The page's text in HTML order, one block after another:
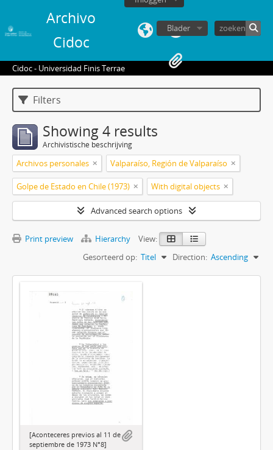
Archivo
Cidoc
Blader
Cidoc - Universidad Finis Terrae
Filters
Showing 4 results
Archivistische beschrijving
Archivos personales Valparaíso, Región de Valparaíso
Golpe de Estado en Chile (1973) With digital objects
Advanced search options
Print preview Hierarchy
View:
Gesorteerd op: Titel Direction: Ascending
[Aconteceres previos al 11 de
septiembre de 1973 N°8]